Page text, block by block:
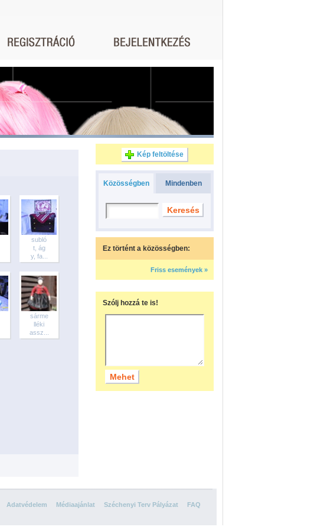
subló
t, ág
y, fa...
sárme
lléki
assz...
Kép feltöltése
Közösségben Mindenben
Ez történt a közösségben:
Friss események »
Szólj hozzá te is!
Adatvédelem Médiaajánlat Széchenyi Terv Pályázat FAQ